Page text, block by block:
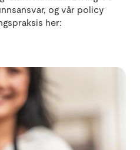
og vår policy
her: